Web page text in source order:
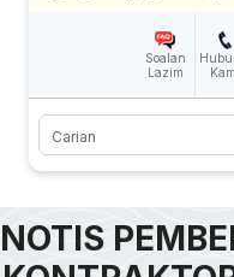
Soalan
Lazim
Carian
NOTIS